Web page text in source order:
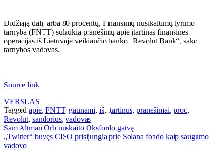
Didžiąją dalį, arba 80 procentų, Finansinių nusikaltimų tyrimo
tarnyba (FNTT) sulaukia pranešimų apie įtartinas finansines
operacijas iš Lietuvoje veikiančio banko „Revolut Bank“, sako
tarnybos vadovas.
Source link
VERSLAS
Tagged apie, FNTT, gaunami, iš, įtartinus, pranešimai, proc,
Revolut, sandorius, vadovas
Navigacija
tarp
Sam Altman Orb nuskaito Oksfordo gatvę
„Twitter“ buvęs CISO prisijungia prie Solana fondo kaip saugumo
vadovo